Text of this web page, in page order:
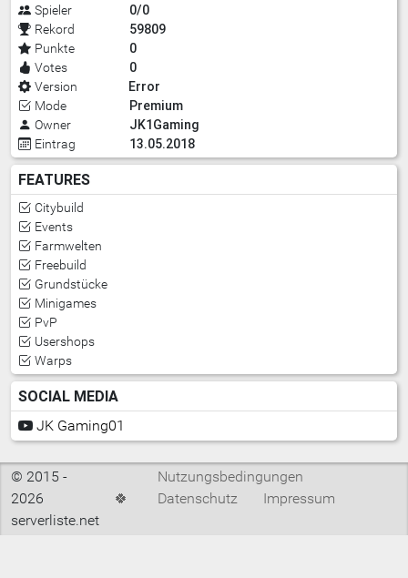
Spieler 0/0
Rekord 59809
Punkte 0
Votes 0
Version Error
Mode Premium
Owner JK1Gaming
Eintrag 13.05.2018
FEATURES
Citybuild
Events
Farmwelten
Freebuild
Grundstücke
Minigames
PvP
Usershops
Warps
SOCIAL MEDIA
JK Gaming01
© 2015 -
2026
serverliste.net
🍀
Nutzungsbedingungen
Datenschutz
Impressum